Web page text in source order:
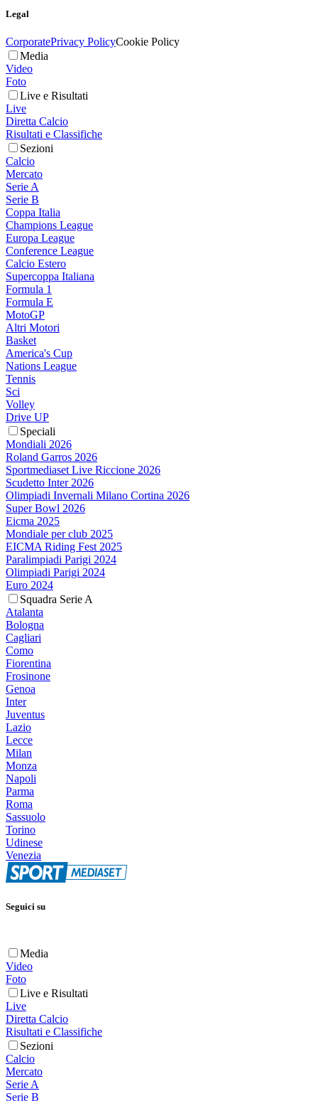
Legal
CorporatePrivacy PolicyCookie Policy
Media
Video
Foto
Live e Risultati
Live
Diretta Calcio
Risultati e Classifiche
Sezioni
Calcio
Mercato
Serie A
Serie B
Coppa Italia
Champions League
Europa League
Conference League
Calcio Estero
Supercoppa Italiana
Formula 1
Formula E
MotoGP
Altri Motori
Basket
America's Cup
Nations League
Tennis
Sci
Volley
Drive UP
Speciali
Mondiali 2026
Roland Garros 2026
Sportmediaset Live Riccione 2026
Scudetto Inter 2026
Olimpiadi Invernali Milano Cortina 2026
Super Bowl 2026
Eicma 2025
Mondiale per club 2025
EICMA Riding Fest 2025
Paralimpiadi Parigi 2024
Olimpiadi Parigi 2024
Euro 2024
Squadra Serie A
Atalanta
Bologna
Cagliari
Como
Fiorentina
Frosinone
Genoa
Inter
Juventus
Lazio
Lecce
Milan
Monza
Napoli
Parma
Roma
Sassuolo
Torino
Udinese
Venezia
Seguici su
Media
Video
Foto
Live e Risultati
Live
Diretta Calcio
Risultati e Classifiche
Sezioni
Calcio
Mercato
Serie A
Serie B